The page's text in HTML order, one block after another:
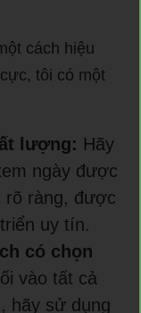
cách hiệu
tôi có một
lượng: Hãy
ngày được
rõ ràng, được
uy tín.
có chọn
vào tất cả
hãy sử dụng